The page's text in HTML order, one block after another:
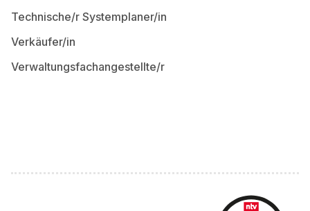
Technische/r Systemplaner/in
Verkäufer/in
Verwaltungsfachangestellte/r